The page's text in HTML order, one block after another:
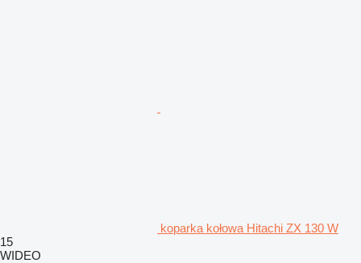
koparka kołowa Hitachi ZX 130 W
15
WIDEO